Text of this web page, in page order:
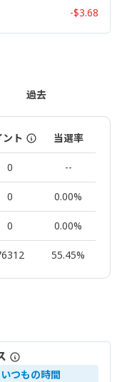
-$3.68
過去
ント 当選率
0 --
0 0.00%
0 0.00%
55.45%
いつもの時間